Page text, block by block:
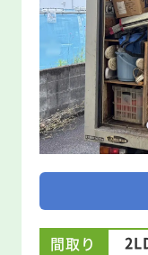
間取り